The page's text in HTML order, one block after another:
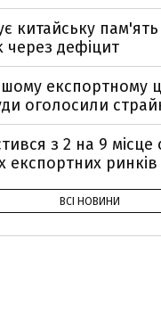
китайську
через дефіцит
експортному
оголосили
з 2 на 9 місце
експортних
ВСІ НОВИНИ